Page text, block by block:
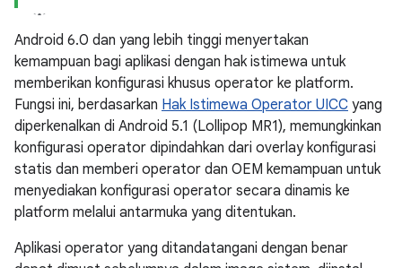
Android 6.0 dan yang lebih tinggi menyertakan
kemampuan bagi aplikasi dengan hak istimewa untuk
memberikan konfigurasi khusus operator ke platform.
Fungsi ini, berdasarkan Hak Istimewa Operator UICC yang
diperkenalkan di Android 5.1 (Lollipop MR1), memungkinkan
konfigurasi operator dipindahkan dari overlay konfigurasi
statis dan memberi operator dan OEM kemampuan untuk
menyediakan konfigurasi operator secara dinamis ke
platform melalui antarmuka yang ditentukan.
Aplikasi operator yang ditandatangani dengan benar